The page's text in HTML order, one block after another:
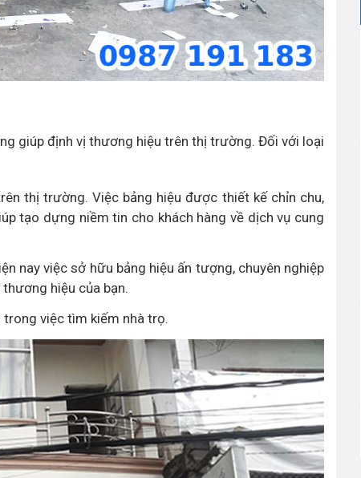
giúp định vị thương hiệu trên thị trường. Đối với loại
thị trường. Việc bảng hiệu được thiết kế chỉn chu,
tạo dựng niềm tin cho khách hàng về dịch vụ cung
nay việc sở hữu bảng hiệu ấn tượng, chuyên nghiệp
hiệu của bạn.
trong việc tìm kiếm nhà trọ.